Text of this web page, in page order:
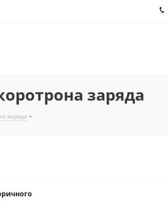
заряда
заряда